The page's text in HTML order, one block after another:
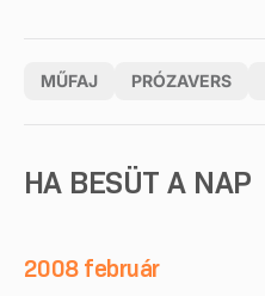
MŰFAJ PRÓZAVERS
HA BESÜT A NAP
2008 február